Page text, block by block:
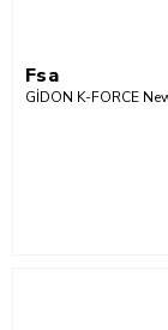
Fsa
GİDON K-FORCE